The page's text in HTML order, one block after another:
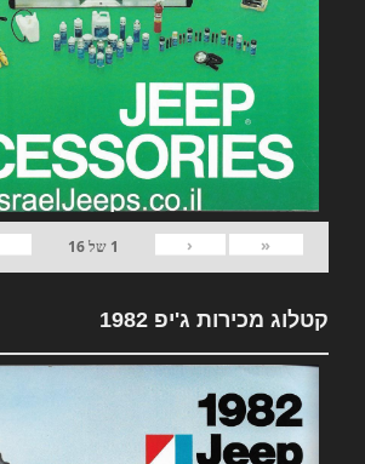
«
‹
1 של16
קטלוג מכירות ג'יפ 1982